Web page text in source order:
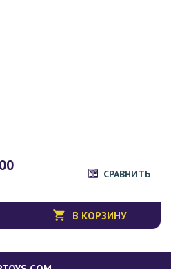
СРАВНИТЬ
В КОРЗИНУ